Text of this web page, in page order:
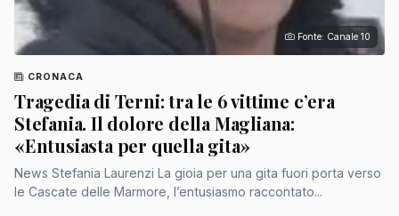
Fonte: Canale 10
CRONACA
Tragedia di Terni: tra le 6 vittime c’era
Stefania. Il dolore della Magliana:
«Entusiasta per quella gita»
News Stefania Laurenzi La gioia per una gita fuori porta verso
le Cascate delle Marmore, l’entusiasmo raccontato...